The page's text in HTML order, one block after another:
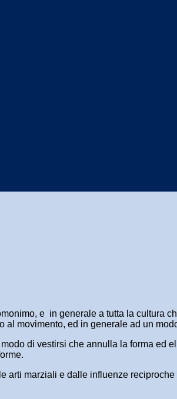
e in generale a tutta la cultura
movimento, ed in generale ad un
di vestirsi che annulla la forma ed
marziali e dalle influenze